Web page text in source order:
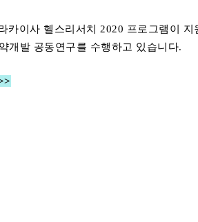
카이사 헬스리서치 2020 프로그램이 지
개발 공동연구를 수행하고 있습니다.